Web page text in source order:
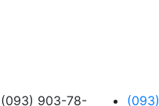
(093) 903-78-
(093)